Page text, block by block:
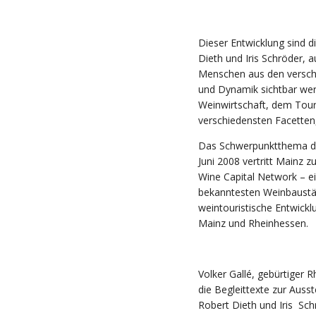
Dieser Entwicklung sind
Dieth und Iris Schröder,
Menschen aus den
und Dynamik sichtbar
Weinwirtschaft, dem
verschiedensten
Das Schwerpunktthema
Juni 2008 vertritt Mainz
Wine Capital Network –
bekanntesten
weintouristische
Mainz und Rheinhessen.
Volker Gallé, gebürtiger
die Begleittexte zur
Robert Dieth und Iris